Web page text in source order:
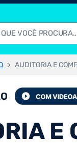
AUDITORIA E
E